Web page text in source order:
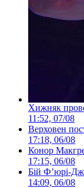
Хижняк
11:52, 07/08
Верховен
17:18, 06/08
Конор
17:15, 06/08
Бій Ф’юрі-
14:09, 06/08